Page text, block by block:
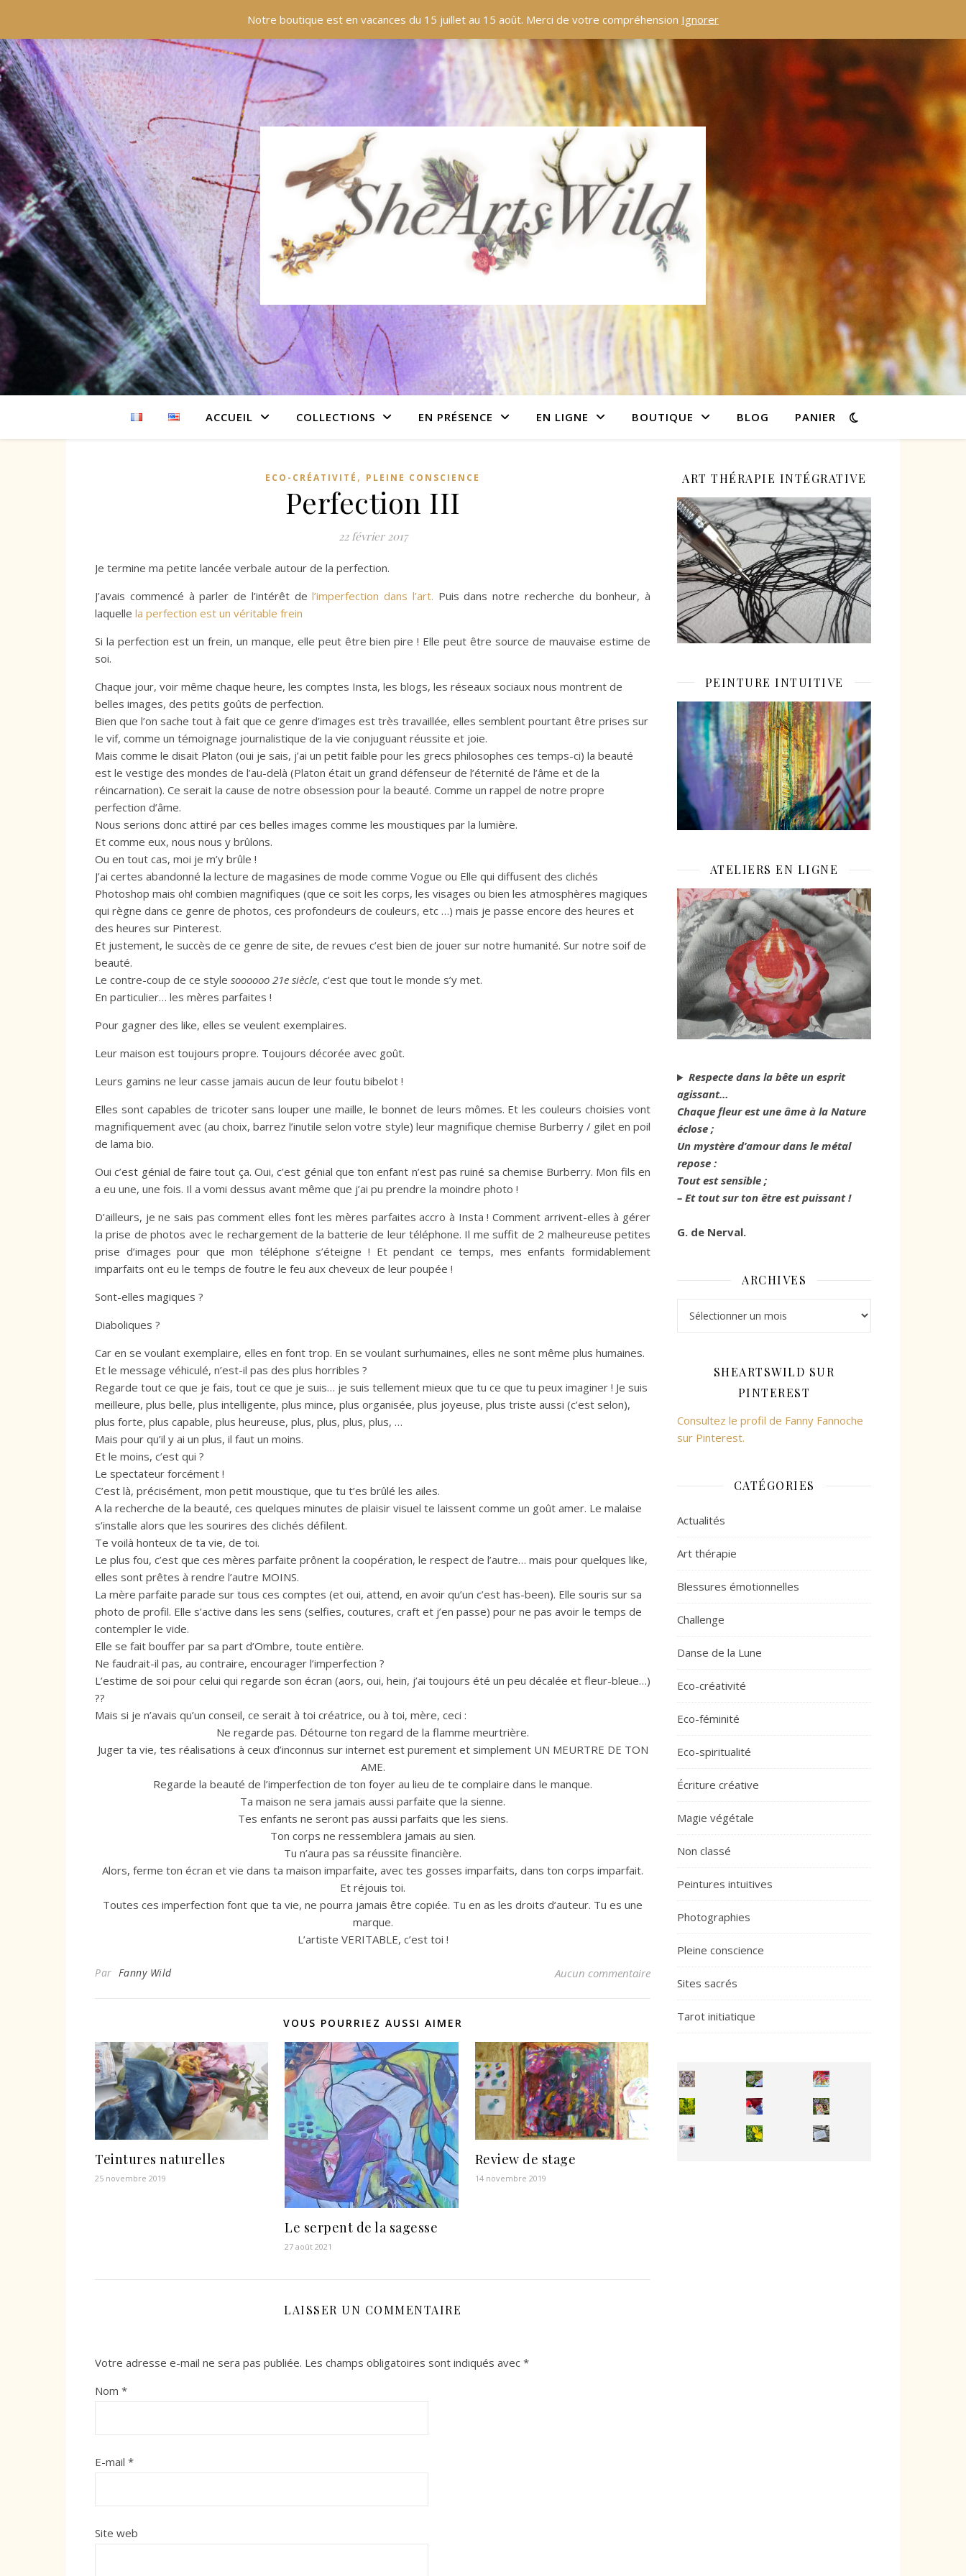
Notre boutique est en vacances du 15 juillet au 15 août. Merci de votre compréhension Ignorer
COLLECTIONS EN PRÉSENCE EN LIGNE BOUTIQUE BLOG PANIER
ACCUEIL COLLECTIONS EN PRÉSENCE EN LIGNE BOUTIQUE BLOG PANIER
ECO-CRÉATIVITÉ , PLEINE CONSCIENCE
Perfection III
22 février 2017
Je termine ma petite lancée verbale autour de la perfection.
J’avais commencé à parler de l’intérêt del’imperfection dans l’art. Puis dans notre recherche du bonheur, à
laquelle la perfection est un véritable frein
Si la perfection est un frein, un manque, elle peut être bien pire ! Elle peut être source de mauvaise estime de
soi.
Chaque jour, voir même chaque heure, les comptes Insta, les blogs, les réseaux sociaux nous montrent de
belles images, des petits goûts de perfection.
Bien que l’on sache tout à fait que ce genre d’images est très travaillée, elles semblent pourtant être prises sur
le vif, comme un témoignage journalistique de la vie conjuguant réussite et joie.
Mais comme le disait Platon (oui je sais, j’ai un petit faible pour les grecs philosophes ces temps-ci) la beauté
est le vestige des mondes de l’au-delà (Platon était un grand défenseur de l’éternité de l’âme et de la
réincarnation). Ce serait la cause de notre obsession pour la beauté. Comme un rappel de notre propre
perfection d’âme.
Nous serions donc attiré par ces belles images comme les moustiques par la lumière.
Et comme eux, nous nous y brûlons.
Ou en tout cas, moi je m’y brûle !
J’ai certes abandonné la lecture de magasines de mode comme Vogue ou Elle qui diffusent des clichés
Photoshop mais oh! combien magnifiques (que ce soit les corps, les visages ou bien les atmosphères magiques
qui règne dans ce genre de photos, ces profondeurs de couleurs, etc …) mais je passe encore des heures et
des heures sur Pinterest.
Et justement, le succès de ce genre de site, de revues c’est bien de jouer sur notre humanité. Sur notre soif de
beauté.
Le contre-coup de ce style soooooo 21e siècle, c’est que tout le monde s’y met.
En particulier… les mères parfaites !
Pour gagner des like, elles se veulent exemplaires.
Leur maison est toujours propre. Toujours décorée avec goût.
Leurs gamins ne leur casse jamais aucun de leur foutu bibelot !
Elles sont capables de tricoter sans louper une maille, le bonnet de leurs mômes. Et les couleurs choisies vont
magnifiquement avec (au choix, barrez l’inutile selon votre style) leur magnifique chemise Burberry / gilet en poil
de lama bio.
Oui c’est génial de faire tout ça. Oui, c’est génial que ton enfant n’est pas ruiné sa chemise Burberry. Mon fils en
a eu une, une fois. Il a vomi dessus avant même que j’ai pu prendre la moindre photo !
D’ailleurs, je ne sais pas comment elles font les mères parfaites accro à Insta ! Comment arrivent-elles à gérer
la prise de photos avec le rechargement de la batterie de leur téléphone. Il me suffit de 2 malheureuse petites
prise d’images pour que mon téléphone s’éteigne ! Et pendant ce temps, mes enfants formidablement
imparfaits ont eu le temps de foutre le feu aux cheveux de leur poupée !
Sont-elles magiques ?
Diaboliques ?
Car en se voulant exemplaire, elles en font trop. En se voulant surhumaines, elles ne sont même plus humaines.
Et le message véhiculé, n’est-il pas des plus horribles ?
Regarde tout ce que je fais, tout ce que je suis… je suis tellement mieux que tu ce que tu peux imaginer ! Je suis
meilleure, plus belle, plus intelligente, plus mince, plus organisée, plus joyeuse, plus triste aussi (c’est selon),
plus forte, plus capable, plus heureuse, plus, plus, plus, plus, …
Mais pour qu’il y ai un plus, il faut un moins.
Et le moins, c’est qui ?
Le spectateur forcément !
C’est là, précisément, mon petit moustique, que tu t’es brûlé les ailes.
A la recherche de la beauté, ces quelques minutes de plaisir visuel te laissent comme un goût amer. Le malaise
s’installe alors que les sourires des clichés défilent.
Te voilà honteux de ta vie, de toi.
Le plus fou, c’est que ces mères parfaite prônent la coopération, le respect de l’autre… mais pour quelques like,
elles sont prêtes à rendre l’autre MOINS.
La mère parfaite parade sur tous ces comptes (et oui, attend, en avoir qu’un c’est has-been). Elle souris sur sa
photo de profil. Elle s’active dans les sens (selfies, coutures, craft et j’en passe) pour ne pas avoir le temps de
contempler le vide.
Elle se fait bouffer par sa part d’Ombre, toute entière.
Ne faudrait-il pas, au contraire, encourager l’imperfection ?
L’estime de soi pour celui qui regarde son écran (aors, oui, hein, j’ai toujours été un peu décalée et fleur-bleue…)
??
Mais si je n’avais qu’un conseil, ce serait à toi créatrice, ou à toi, mère, ceci :
Ne regarde pas. Détourne ton regard de la flamme meurtrière.
Juger ta vie, tes réalisations à ceux d’inconnus sur internet est purement et simplement UN MEURTRE DE TON
AME.
Regarde la beauté de l’imperfection de ton foyer au lieu de te complaire dans le manque.
Ta maison ne sera jamais aussi parfaite que la sienne.
Tes enfants ne seront pas aussi parfaits que les siens.
Ton corps ne ressemblera jamais au sien.
Tu n’aura pas sa réussite financière.
Alors, ferme ton écran et vie dans ta maison imparfaite, avec tes gosses imparfaits, dans ton corps imparfait.
Et réjouis toi.
Toutes ces imperfection font que ta vie, ne pourra jamais être copiée. Tu en as les droits d’auteur. Tu es une
marque.
L’artiste VERITABLE, c’est toi !
Par Fanny Wild Aucun commentaire
VOUS POURRIEZ AUSSI AIMER
Teintures naturelles
25 novembre 2019
Le serpent de la sagesse
27 août 2021
Review de stage
14 novembre 2019
LAISSER UN COMMENTAIRE
Votre adresse e-mail ne sera pas publiée. Les champs obligatoires sont indiqués avec *
Nom *
E-mail *
Site web
ART THÉRAPIE INTÉGRATIVE
PEINTURE INTUITIVE
ATELIERS EN LIGNE
Respecte dans la bête un esprit
agissant…
Chaque fleur est une âme à la Nature
éclose ;
Un mystère d’amour dans le métal
repose :
Tout est sensible ;
– Et tout sur ton être est puissant !
G. de Nerval.
ARCHIVES
SHEARTSWILD SUR
PINTEREST
Consultez le profil de Fanny Fannoche
sur Pinterest.
CATÉGORIES
Actualités
Art thérapie
Blessures émotionnelles
Challenge
Danse de la Lune
Eco-créativité
Eco-féminité
Eco-spiritualité
Écriture créative
Magie végétale
Non classé
Peintures intuitives
Photographies
Pleine conscience
Sites sacrés
Tarot initiatique
Inhabit your body and understand its
You're
50/50 OR 100/100 ? The day after Ascension, w